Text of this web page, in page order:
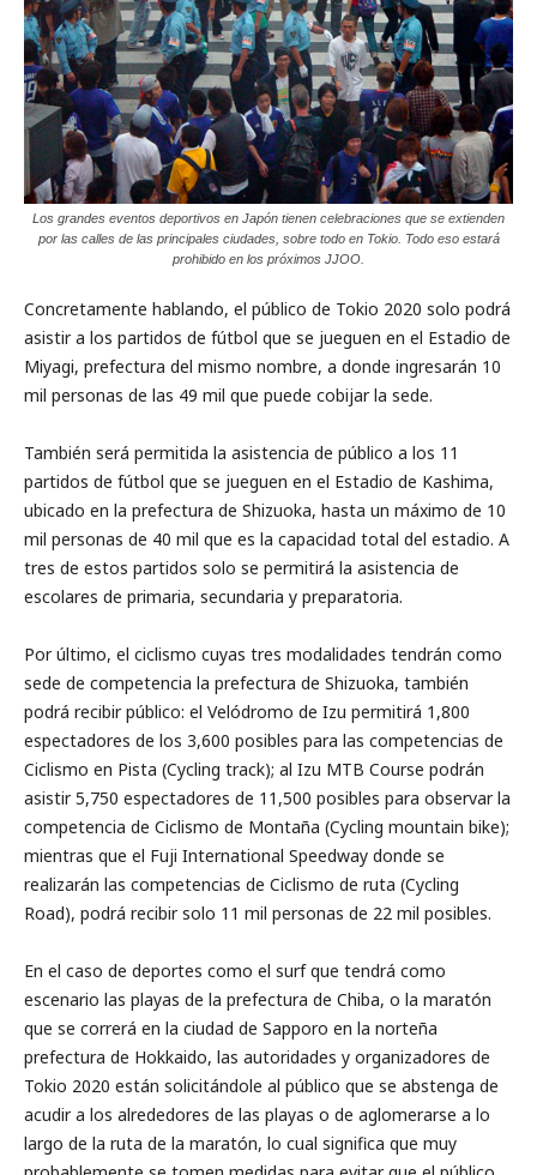
Los grandes eventos deportivos en Japón tienen celebraciones que se extienden
por las calles de las principales ciudades, sobre todo en Tokio. Todo eso estará
prohibido en los próximos JJOO.
Concretamente hablando, el público de Tokio 2020 solo podrá
asistir a los partidos de fútbol que se jueguen en el Estadio de
Miyagi, prefectura del mismo nombre, a donde ingresarán 10
mil personas de las 49 mil que puede cobijar la sede.
También será permitida la asistencia de público a los 11
partidos de fútbol que se jueguen en el Estadio de Kashima,
ubicado en la prefectura de Shizuoka, hasta un máximo de 10
mil personas de 40 mil que es la capacidad total del estadio. A
tres de estos partidos solo se permitirá la asistencia de
escolares de primaria, secundaria y preparatoria.
Por último, el ciclismo cuyas tres modalidades tendrán como
sede de competencia la prefectura de Shizuoka, también
podrá recibir público: el Velódromo de Izu permitirá 1,800
espectadores de los 3,600 posibles para las competencias de
Ciclismo en Pista (Cycling track); al Izu MTB Course podrán
asistir 5,750 espectadores de 11,500 posibles para observar la
competencia de Ciclismo de Montaña (Cycling mountain bike);
mientras que el Fuji International Speedway donde se
realizarán las competencias de Ciclismo de ruta (Cycling
Road), podrá recibir solo 11 mil personas de 22 mil posibles.
En el caso de deportes como el surf que tendrá como
escenario las playas de la prefectura de Chiba, o la maratón
que se correrá en la ciudad de Sapporo en la norteña
prefectura de Hokkaido, las autoridades y organizadores de
Tokio 2020 están solicitándole al público que se abstenga de
acudir a los alrededores de las playas o de aglomerarse a lo
largo de la ruta de la maratón, lo cual significa que muy